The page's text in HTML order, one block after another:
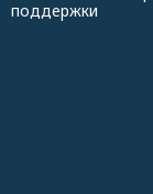
поддержки